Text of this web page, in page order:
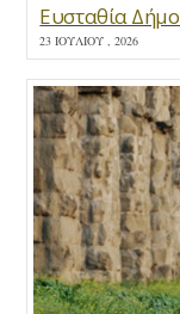
Ευσταθία
23 ΙΟΥΛΊΟΥ , 2026